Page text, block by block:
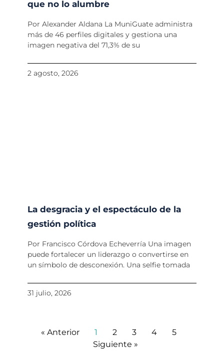
que no lo alumbre
Por Alexander Aldana La MuniGuate administra
más de 46 perfiles digitales y gestiona una
imagen negativa del 71,3% de su
2 agosto, 2026
La desgracia y el espectáculo de la
gestión política
Por Francisco Córdova Echeverría Una imagen
puede fortalecer un liderazgo o convertirse en
un símbolo de desconexión. Una selfie tomada
31 julio, 2026
« Anterior 1 2 3 4
5
Siguiente »